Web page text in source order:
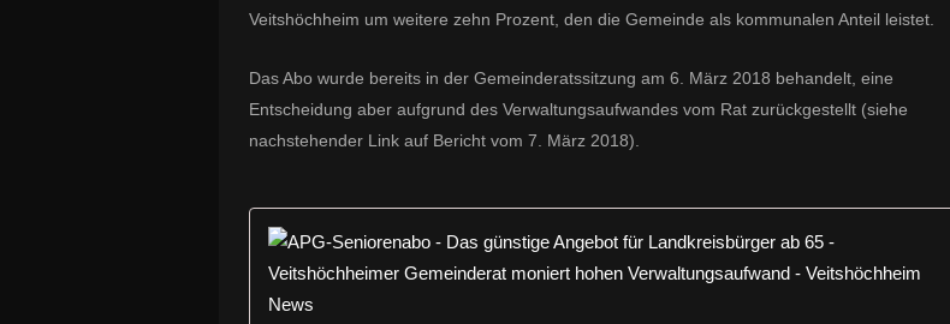
Veitshöchheim um weitere zehn Prozent, den die Gemeinde als kommunalen Anteil leistet.
Das Abo wurde bereits in der Gemeinderatssitzung am 6. März 2018 behandelt, eine
Entscheidung aber aufgrund des Verwaltungsaufwandes vom Rat zurückgestellt (siehe
nachstehender Link auf Bericht vom 7. März 2018).